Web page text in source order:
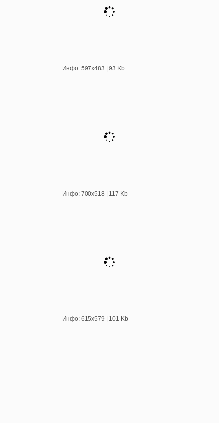
Инфо: 597х483 | 93 Kb
Инфо: 700х518 | 117 Kb
Инфо: 615х579 | 101 Kb